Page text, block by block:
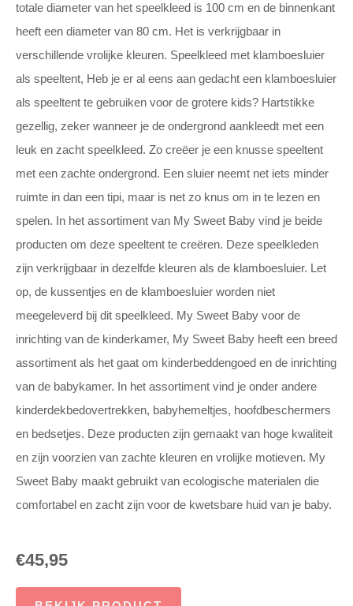
totale diameter van het speelkleed is 100 cm en de binnenkant
heeft een diameter van 80 cm. Het is verkrijgbaar in
verschillende vrolijke kleuren. Speelkleed met klamboesluier
als speeltent, Heb je er al eens aan gedacht een klamboesluier
als speeltent te gebruiken voor de grotere kids? Hartstikke
gezellig, zeker wanneer je de ondergrond aankleedt met een
leuk en zacht speelkleed. Zo creëer je een knusse speeltent
met een zachte ondergrond. Een sluier neemt net iets minder
ruimte in dan een tipi, maar is net zo knus om in te lezen en
spelen. In het assortiment van My Sweet Baby vind je beide
producten om deze speeltent te creëren. Deze speelkleden
zijn verkrijgbaar in dezelfde kleuren als de klamboesluier. Let
op, de kussentjes en de klamboesluier worden niet
meegeleverd bij dit speelkleed. My Sweet Baby voor de
inrichting van de kinderkamer, My Sweet Baby heeft een breed
assortiment als het gaat om kinderbeddengoed en de inrichting
van de babykamer. In het assortiment vind je onder andere
kinderdekbedovertrekken, babyhemeltjes, hoofdbeschermers
en bedsetjes. Deze producten zijn gemaakt van hoge kwaliteit
en zijn voorzien van zachte kleuren en vrolijke motieven. My
Sweet Baby maakt gebruikt van ecologische materialen die
comfortabel en zacht zijn voor de kwetsbare huid van je baby.
€45,95